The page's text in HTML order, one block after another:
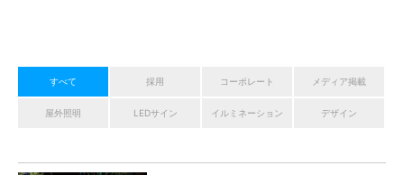
すべて 採用 コーポレート メディア掲載
屋外照明 LEDサイン イルミネーション デザイン